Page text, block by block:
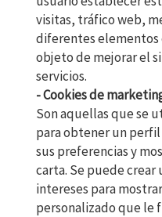
visitas, tráfico web,
diferentes elementos
objeto de mejorar el
servicios.
- Cookies de
Son aquellas que se
para obtener un
sus preferencias y
carta. Se puede
intereses para
personalizado que le